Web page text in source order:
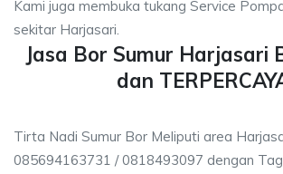
Kami juga membuka tukang Service
sekitar Harjasari.
Jasa Bor Sumur Harjasari
dan
Tirta Nadi Sumur Bor Meliputi area
085694163731 / 0818493097 dengan